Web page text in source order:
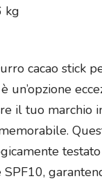
kg
cacao stick
un’opzione
il tuo marchio
SPF10,